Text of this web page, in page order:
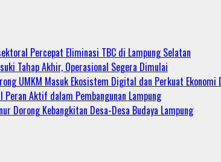
Percepat Eliminasi TBC di Lampung Selatan
Tahap Akhir, Operasional Segera Dimulai
UMKM Masuk Ekosistem Digital dan Perkuat Ekonomi
Aktif dalam Pembangunan Lampung
Dorong Kebangkitan Desa-Desa Budaya Lampung